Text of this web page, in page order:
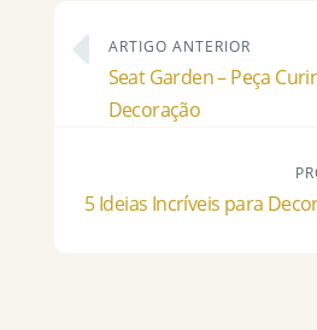
ARTIGO ANTERIOR
Seat Garden – Peça
Decoração
5 Ideias Incríveis para